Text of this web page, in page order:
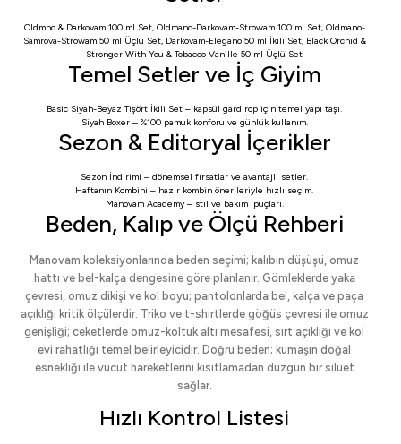
Oldmno & Darkovam 100 ml Set, Oldmano-Darkovam-Strowam 100 ml Set, Oldmano-
Samrova-Strowam 50 ml Üçlü Set, Darkovam-Elegano 50 ml İkili Set, Black Orchid &
Stronger With You & Tobacco Vanille 50 ml Üçlü Set
Temel Setler ve İç Giyim
Basic Siyah-Beyaz Tişört İkili Set – kapsül gardırop için temel yapı taşı.
Siyah Boxer– %100 pamuk konforu ve günlük kullanım.
Sezon & Editoryal İçerikler
Sezon İndirimi – dönemsel fırsatlar ve avantajlı setler.
Haftanın Kombini – hazır kombin önerileriyle hızlı seçim.
Manovam Academy– stil ve bakım ipuçları.
Beden, Kalıp ve Ölçü Rehberi
Manovam koleksiyonlarında beden seçimi; kalıbın düşüşü, omuz
hattı ve bel-kalça dengesine göre planlanır. Gömleklerde yaka
çevresi, omuz dikişi ve kol boyu; pantolonlarda bel, kalça ve paça
açıklığı kritik ölçülerdir. Triko ve t-shirtlerde göğüs çevresi ile omuz
genişliği; ceketlerde omuz-koltuk altı mesafesi, sırt açıklığı ve kol
evi rahatlığı temel belirleyicidir. Doğru beden; kumaşın doğal
esnekliği ile vücut hareketlerini kısıtlamadan düzgün bir siluet
sağlar.
Hızlı Kontrol Listesi